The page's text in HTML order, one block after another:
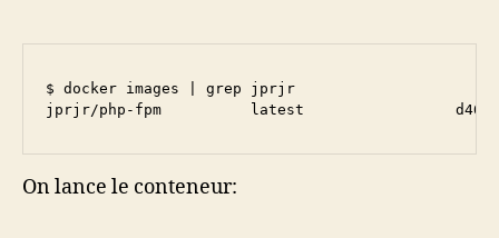
$ docker images | grep jprjr
jprjr/php-fpm          latest
On lance le conteneur: